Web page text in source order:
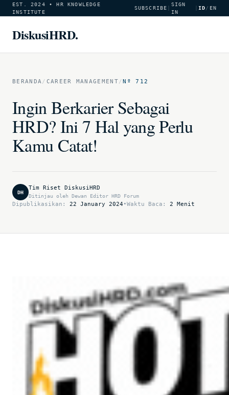
EST. 2024 • HR KNOWLEDGE
INSTITUTE
SUBSCRIBE
SIGN
IN
ID/ EN
DiskusiHRD.
BERANDA/ CAREER MANAGEMENT/Nº 712
Ingin Berkarier Sebagai
HRD? Ini 7 Hal yang Perlu
Kamu Catat!
DH
Tim Riset DiskusiHRD
Ditinjau oleh Dewan Editor HRD Forum
Dipublikasikan: 22 January 2024•Waktu Baca: 2 Menit